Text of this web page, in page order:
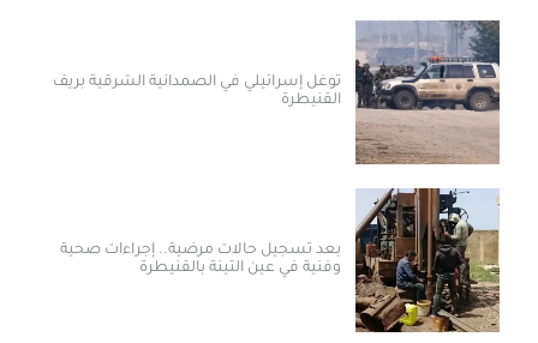
توغل إسرائيلي في الصمدانية الشرقية بريف
القنيطرة
بعد تسجيل حالات مرضية.. إجراءات صحية
وفنية في عين التينة بالقنيطرة